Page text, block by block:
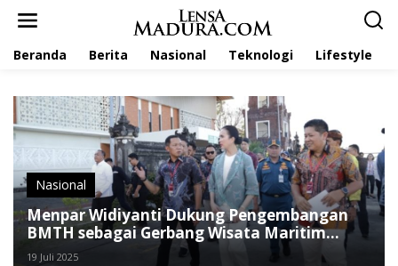
Beranda Berita Nasional Teknologi Lifestyle
Nasional
Menpar Widiyanti Dukung Pengembangan
BMTH sebagai Gerbang Wisata Maritim
Internasional
19 Juli 2025